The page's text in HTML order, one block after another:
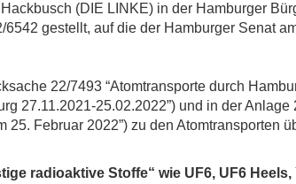
(DIE LINKE) in der Hamburger
gestellt, auf die der Hamburger Senat
22/7493 “Atomtransporte durch
27.11.2021-25.02.2022”) und in der Anlage
Februar 2022”) zu den Atomtransporten
radioaktive Stoffe“ wie UF6, UF6 Heels,